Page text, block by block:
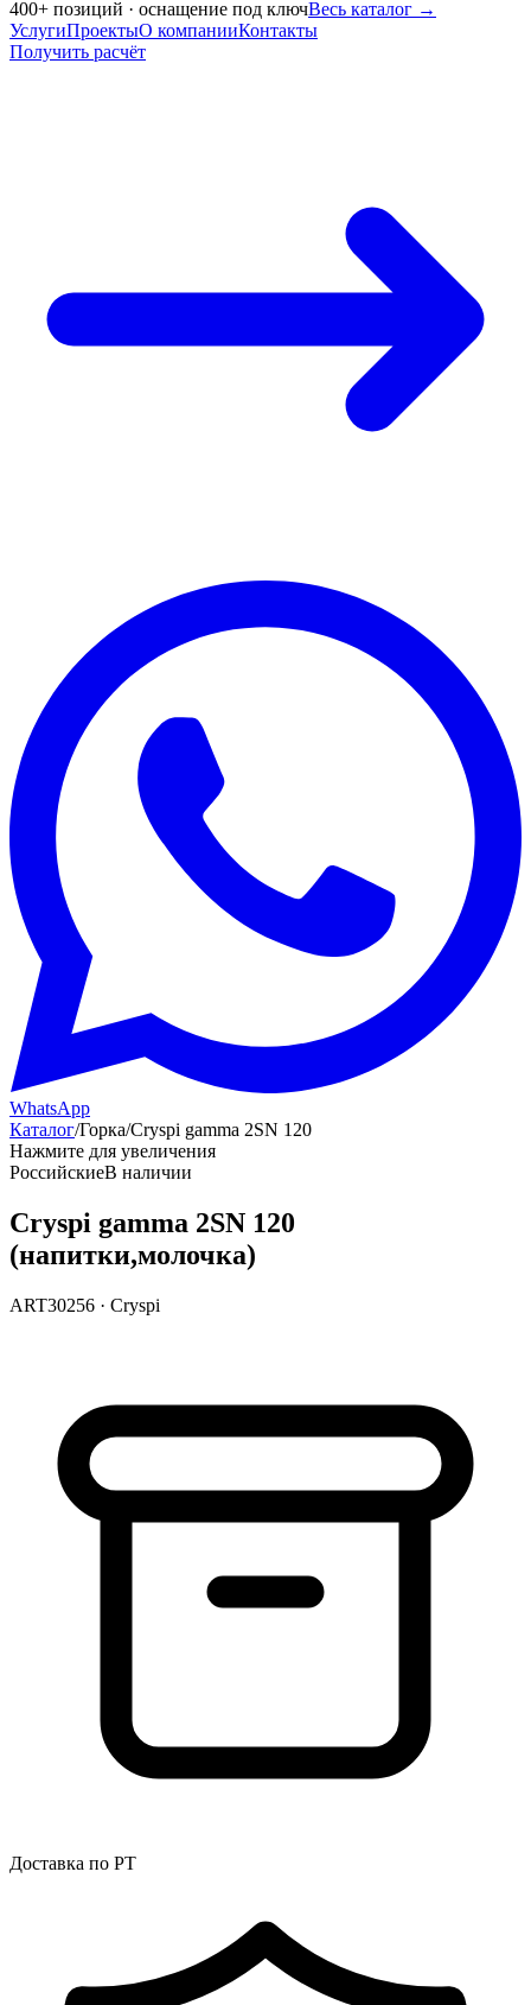
400+ позиций · оснащение под ключВесь каталог →
УслугиПроектыО компанииКонтакты
Получить расчёт
WhatsApp
Каталог/Горка/Cryspi gamma 2SN 120
Нажмите для увеличения
РоссийскиеВ наличии
Cryspi gamma 2SN 120
(напитки,молочка)
ART30256 · Cryspi
Доставка по РТ